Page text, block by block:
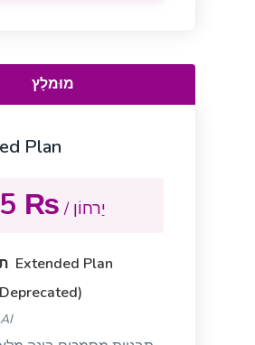
into more descriptive and
מוּמלָץ
Plan
5 ₨ / יַרחוֹן
תכונות של Extended Plan
פתח מודל AI